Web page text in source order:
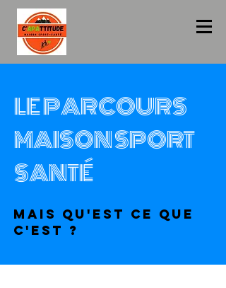
LE PARCOURS
MAISON SPORT
SANTÉ
MAIS QU'EST CE QUE
C'EST ?